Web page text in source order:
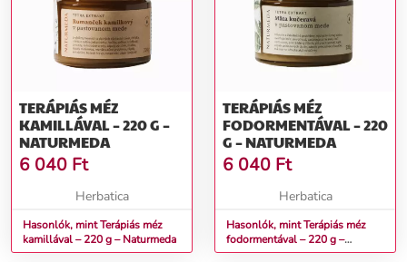
TERÁPIÁS MÉZ
KAMILLÁVAL – 220 G –
NATURMEDA
6 040 Ft
Herbatica
Hasonlók, mint Terápiás méz
kamillával – 220 g – Naturmeda
TERÁPIÁS MÉZ
FODORMENTÁVAL – 220
G – NATURMEDA
6 040 Ft
Herbatica
Hasonlók, mint Terápiás méz
fodormentával – 220 g –
Naturmeda